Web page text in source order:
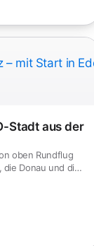
Stadt aus der
oben Rundflug
die Donau und die